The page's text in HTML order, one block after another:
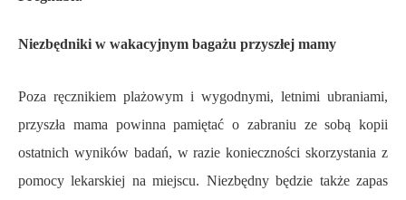
Niezbędniki w wakacyjnym bagażu przyszłej mamy
Poza ręcznikiem plażowym i wygodnymi, letnimi ubraniami,
przyszła mama powinna pamiętać o zabraniu ze sobą kopii
ostatnich wyników badań, w razie konieczności skorzystania z
pomocy lekarskiej na miejscu. Niezbędny będzie także zapas